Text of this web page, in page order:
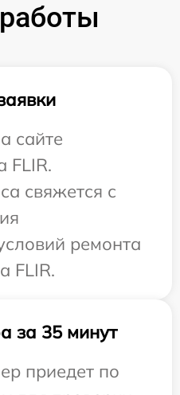
сайте
FLIR.
свяжется с
ремонта
FLIR.
за 35 минут
приедет по